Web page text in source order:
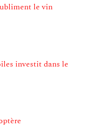
le vin
investit dans le